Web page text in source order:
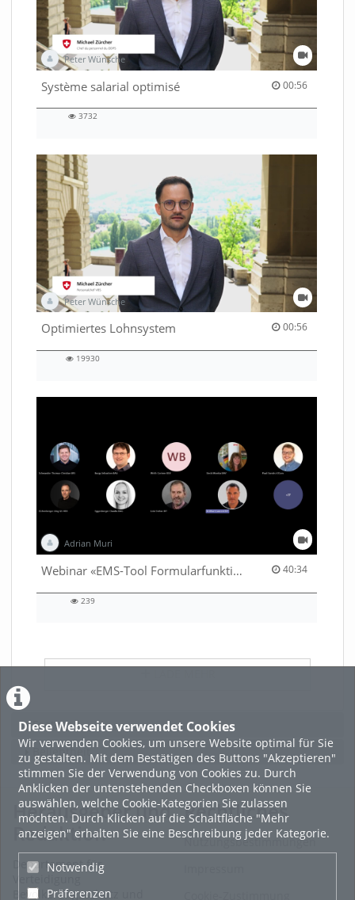
Diese Webseite verwendet Cookies
Wir verwenden Cookies, um unsere Website optimal für Sie
zu gestalten. Mit dem Bestätigen des Buttons "Akzeptieren"
stimmen Sie der Verwendung von Cookies zu. Durch
Anklicken der untenstehenden Checkboxen können Sie
auswählen, welche Cookie-Kategorien Sie zulassen
möchten. Durch Klicken auf die Schaltfläche "Mehr
anzeigen" erhalten Sie eine Beschreibung jeder Kategorie.
Notwendig
Präferenzen
Peter Wünsche
Système salarial optimisé 00:56
00:56 duration
3732
Peter Wünsche
Optimiertes Lohnsystem 00:56
00:56 duration
19930
Adrian Muri
Webinar «EMS-Tool Formularfunktion» 40:34
40:34 duration
239
Featured
Beliebtheit
Herausgeber und
Redaktion
Departement für
Bevölkerungsschutz und
Rechtliches
Nutzungsbestimmungen